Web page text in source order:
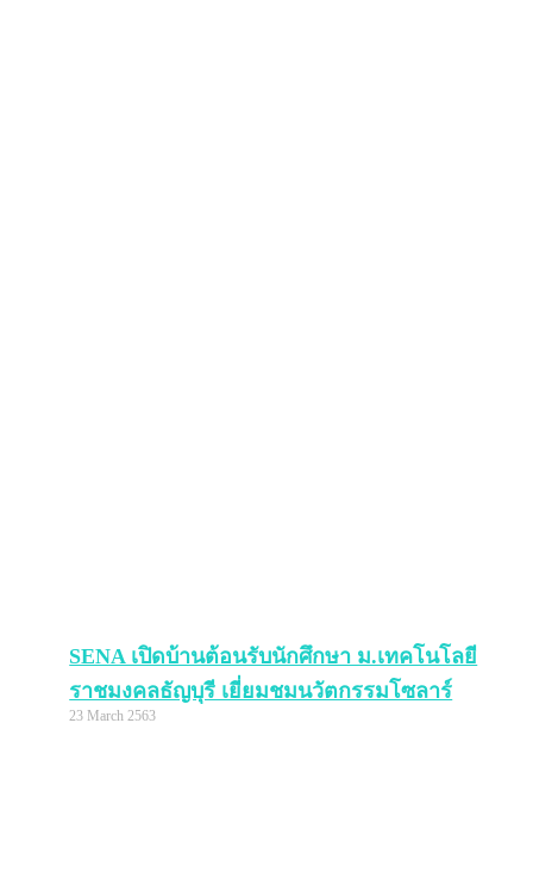
SENA เปิดบ้านต้อนรับนักศึกษา ม.เทคโนโลยี
ราชมงคลธัญบุรี เยี่ยมชมนวัตกรรมโซลาร์
23 March 2563